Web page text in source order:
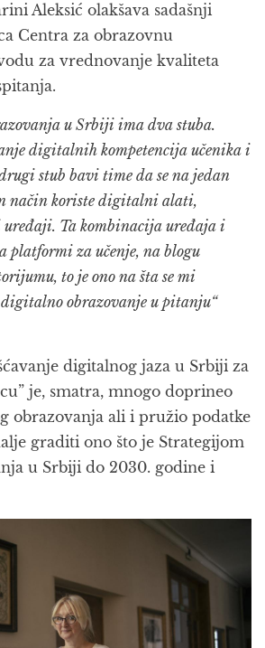
Aleksić olakšava sadašnji
Centra za obrazovnu
za vrednovanje kvaliteta
u Srbiji ima dva stuba.
digitalnih kompetencija učenika i
stub bavi time da se na jedan
način koriste digitalni alati,
Ta kombinacija uređaja i
platformi za učenje, na blogu
to je ono na šta se mi
obrazovanje u pitanju“
digitalnog jaza u Srbiji za
je, smatra, mnogo doprineo
obrazovanja ali i pružio podatke
graditi ono što je Strategijom
u Srbiji do 2030. godine i